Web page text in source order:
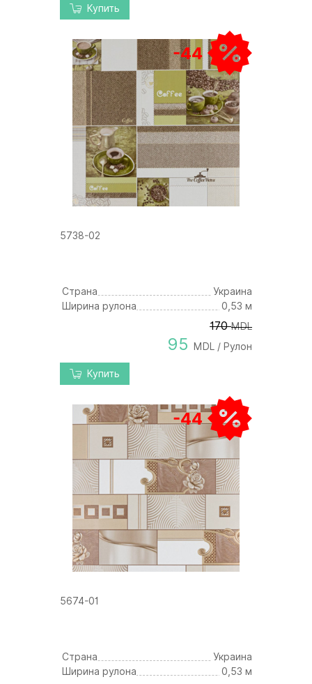
Купить
-44
5738-02
Страна
Украина
Ширина рулона
0,53 м
170 MDL
95 MDL / Рулон
Купить
-44
5674-01
Страна
Украина
Ширина рулона
0,53 м